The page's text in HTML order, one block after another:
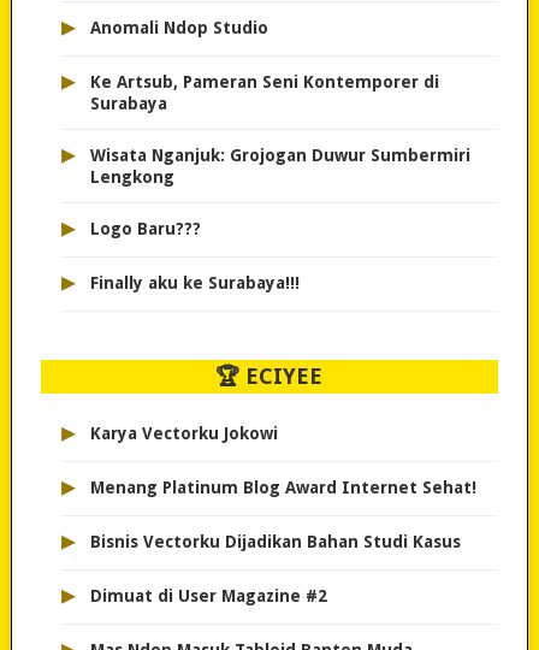
▸ Anomali Ndop Studio
▸
Ke Artsub, Pameran Seni Kontemporer di
Surabaya
▸
Wisata Nganjuk: Grojogan Duwur Sumbermiri
Lengkong
▸ Logo Baru???
▸ Finally aku ke Surabaya!!!
🏆 ECIYEE
▸ Karya Vectorku Jokowi
▸ Menang Platinum Blog Award Internet Sehat!
▸ Bisnis Vectorku Dijadikan Bahan Studi Kasus
▸ Dimuat di User Magazine #2